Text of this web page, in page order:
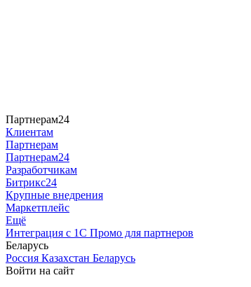
Партнерам24
Клиентам
Партнерам
Партнерам24
Разработчикам
Битрикс24
Крупные внедрения
Маркетплейс
Ещё
Интеграция с 1С Промо для партнеров
Беларусь
Россия Казахстан Беларусь
Войти на сайт